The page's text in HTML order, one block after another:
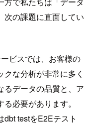
次の課題に直面してい
ビスでは、お客様の
な分析が非常に多く
るデータの品質と、ア
必要があります。
testをE2Eテスト